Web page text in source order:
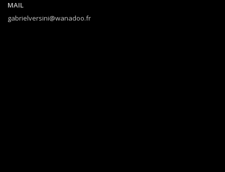
MAIL
gabrielversini@wanadoo.fr